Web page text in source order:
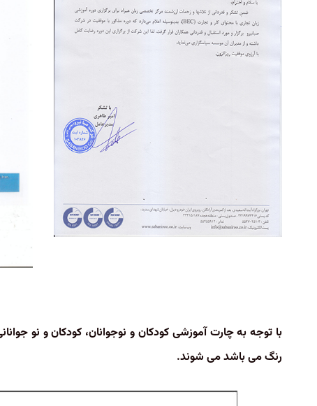
با توجه به چارت آموزشی کودکان و نوجوانان، کودکان و نو
رنگ می باشد می شوند.